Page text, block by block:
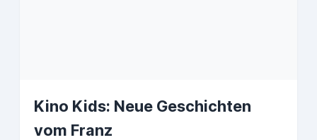
Kino Kids: Neue Geschichten
vom Franz